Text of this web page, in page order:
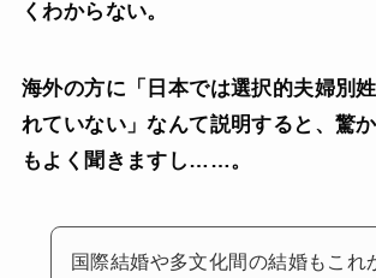
くわからない。
海外の方に「日本では選択的夫婦別
れていない」なんて説明すると、驚
もよく聞きますし……。
国際結婚や多文化間の結婚もこれ